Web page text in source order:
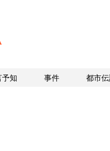
予知 事件 都市伝